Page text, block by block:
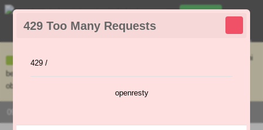
429 Too Many Requests
429 /
openresty
Ceny uvedené na e-shope sa môžu líšiť od cien v kamennej predajni
bez objednávky. Tovar skladom pripravíme do 30 min na základe
objednávky. Predajňa je v sobotu zatvorená.
Menu